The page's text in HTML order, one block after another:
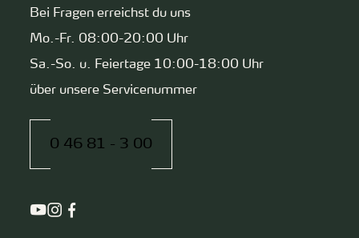
Bei Fragen erreichst du uns
Mo.-Fr. 08:00-20:00 Uhr
Sa.-So. u. Feiertage 10:00-18:00 Uhr
über unsere Servicenummer
0 46 81 - 3 00